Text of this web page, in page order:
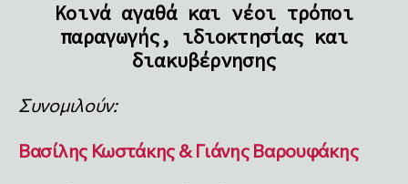
Κοινά αγαθά και νέοι τρόποι
παραγωγής, ιδιοκτησίας και
διακυβέρνησης
Συνομιλούν:
Βασίλης Κωστάκης & Γιάνης Βαρουφάκης